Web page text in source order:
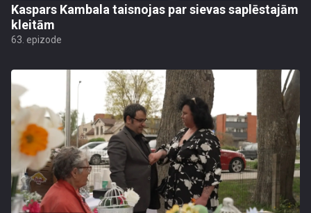
Kaspars Kambala taisnojas par sievas saplēstajām
kleitām
63. epizode